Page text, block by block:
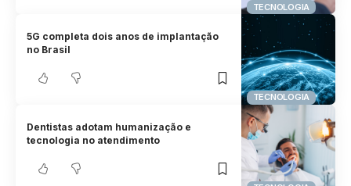
TECNOLOGIA
TECNOLOGIA
5G completa dois anos de implantação
no Brasil
Dentistas adotam humanização e
tecnologia no atendimento